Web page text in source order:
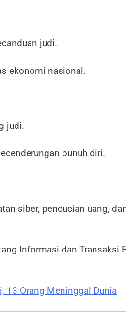
judi.
ekonomi nasional.
judi.
bunuh diri.
siber, pencucian uang,
Informasi dan Transaksi
13 Orang Meninggal Dunia